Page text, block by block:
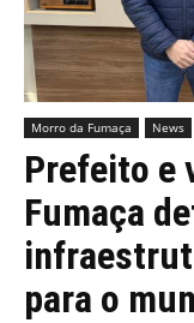
Morro da Fumaça News
Prefeito e
Fumaça
para o